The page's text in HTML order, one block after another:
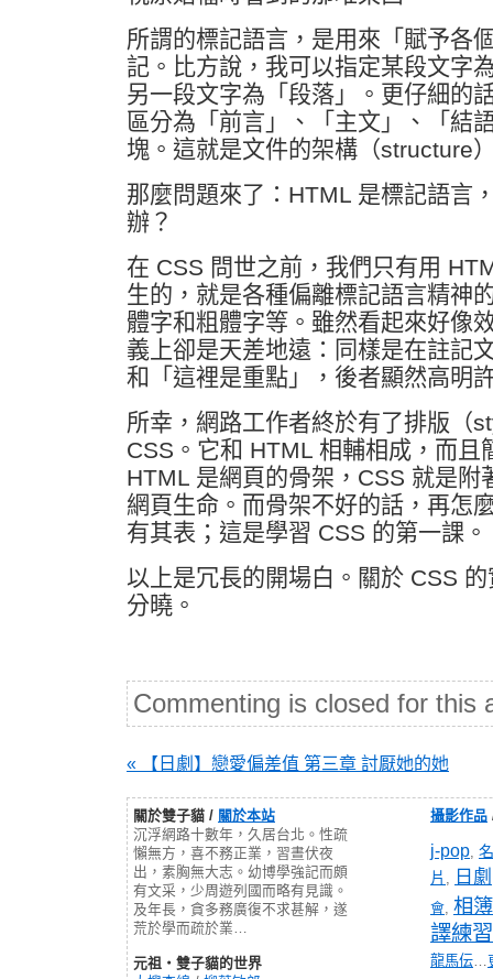
所謂的標記語言，是用來「賦予各
記。比方說，我可以指定某段文字
另一段文字為「段落」。更仔細的
區分為「前言」、「主文」、「結
塊。這就是文件的架構（structure
那麼問題來了：HTML 是標記語言
辦？
在 CSS 問世之前，我們只有用
生的，就是各種偏離標記語言精神
體字和粗體字等。雖然看起來好像
義上卻是天差地遠：同樣是在註記
和「這裡是重點」，後者顯然高明
所幸，網路工作者終於有了排版（
CSS。它和 HTML 相輔相成，而且
HTML 是網頁的骨架，CSS 就是附
網頁生命。而骨架不好的話，再怎
有其表；這是學習 CSS 的第一課。
以上是冗長的開場白。關於 CSS
分曉。
Commenting is closed for this
« 【日劇】戀愛偏差值 第三章 討厭她的她
關於雙子貓 / 關於本站
沉浮網路十數年，久居台北。性疏
懶無方，喜不務正業，習晝伏夜
出，素胸無大志。幼博學強記而頗
有文采，少周遊列國而略有見識。
及年長，貪多務廣復不求甚解，遂
荒於學而疏於業…
元祖‧雙子貓的世界
攝影作品
j-pop,
片 , 日劇
會, 相簿
譯練習
龍馬伝…